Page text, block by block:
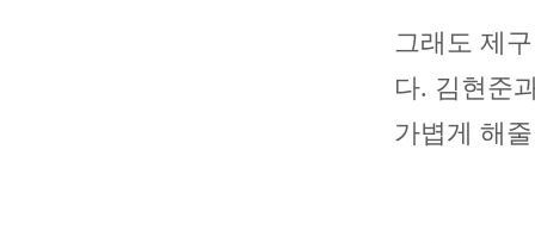
그래도 제
다. 김현준
가볍게 해